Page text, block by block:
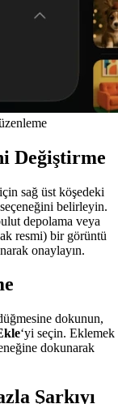
Değiştirme
sağ üst köşedeki
seçeneğini belirleyin.
depolama veya
resmi) bir görüntü
onaylayın.
dokunun,
‘yi seçin. Eklemek
dokunarak
Şarkıyı